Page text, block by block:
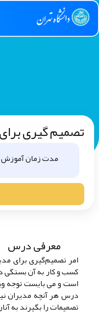
تصمیم گیری
مدت زمان آموزش
معرفی درس
امر تصمیم‌گیری برای
کسب و کار به آن بستگی
است و می بایست توجه
درس هر آنچه مدیران
تصمیمات را بگیرند به